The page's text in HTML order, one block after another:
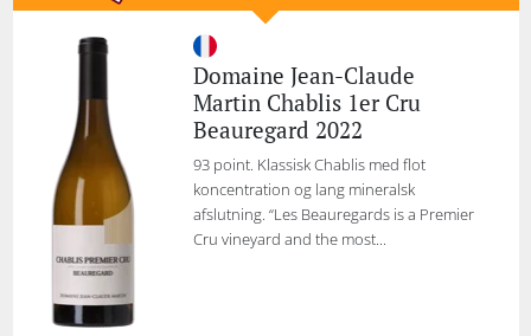
Domaine Jean-Claude
Martin Chablis 1er Cru
Beauregard 2022
93 point. Klassisk Chablis med flot
koncentration og lang mineralsk
afslutning. “Les Beauregards is a Premier
Cru vineyard and the most...